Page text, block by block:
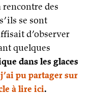
rencontre des
se sont
d’observer
quelques
dans les glaces
j’ai pu partager sur
à lire ici.